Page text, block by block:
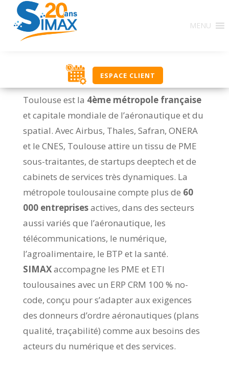
MENU
ESPACE CLIENT
Toulouse est la 4ème métropole française
et capitale mondiale de l’aéronautique et du
spatial. Avec Airbus, Thales, Safran, ONERA
et le CNES, Toulouse attire un tissu de PME
sous-traitantes, de startups deeptech et de
cabinets de services très dynamiques. La
métropole toulousaine compte plus de 60
000 entreprisesactives, dans des secteurs
aussi variés que l’aéronautique, les
télécommunications, le numérique,
l’agroalimentaire, le BTP et la santé.
SIMAXaccompagne les PME et ETI
toulousaines avec un ERP CRM 100 % no-
code, conçu pour s’adapter aux exigences
des donneurs d’ordre aéronautiques (plans
qualité, traçabilité) comme aux besoins des
acteurs du numérique et des services.